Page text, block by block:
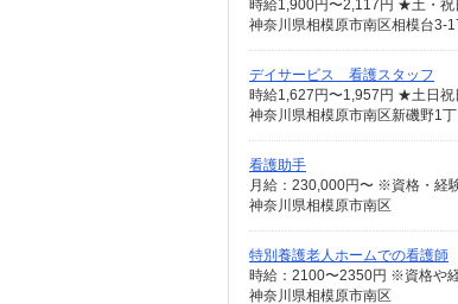
時給1,900円〜2,117円 ★土・
神奈川県相模原市南区相模台3-
デイサービス 看護スタッフ
時給1,627円〜1,957円 ★土日
神奈川県相模原市南区新磯野1
看護助手
月給：230,000円〜 ※資格・経
神奈川県相模原市南区
特別養護老人ホームでの看護師
時給：2100〜2350円 ※資格や
神奈川県相模原市南区